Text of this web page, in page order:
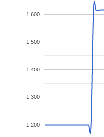
1,200
1,300
1,400
1,500
1,600